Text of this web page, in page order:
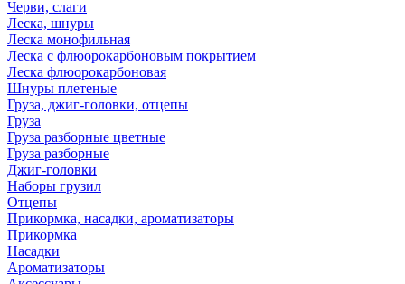
Черви, слаги
Леска, шнуры
Леска монофильная
Леска с флюорокарбоновым покрытием
Леска флюорокарбоновая
Шнуры плетеные
Груза, джиг-головки, отцепы
Груза
Груза разборные цветные
Груза разборные
Джиг-головки
Наборы грузил
Отцепы
Прикормка, насадки, ароматизаторы
Прикормка
Насадки
Ароматизаторы